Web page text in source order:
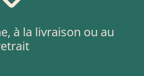
à la livraison ou au